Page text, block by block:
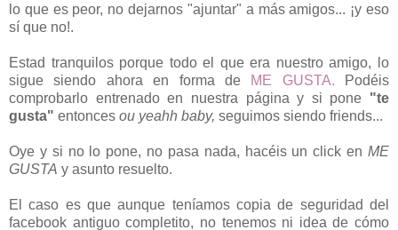
lo que es peor, no dejarnos "ajuntar" a más amigos... ¡y eso
sí que no!.
Estad tranquilos porque todo el que era nuestro amigo, lo
sigue siendo ahora en forma de
ME GUSTA.
Podéis
comprobarlo entrenado en nuestra página y si pone "te
gusta" entonces ou yeahh baby, seguimos siendo friends...
Oye y si no lo pone, no pasa nada, hacéis un click en ME
GUSTA y asunto resuelto.
El caso es que aunque teníamos copia de seguridad del
facebook antiguo completito, no tenemos ni idea de cómo